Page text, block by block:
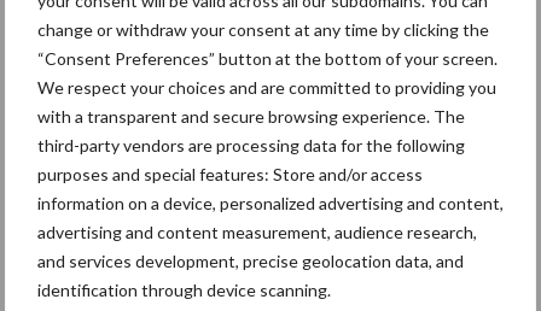
change or withdraw your consent at any time by clicking the
“Consent Preferences” button at the bottom of your screen.
We respect your choices and are committed to providing you
with a transparent and secure browsing experience. The
third-party vendors are processing data for the following
purposes and special features: Store and/or access
information on a device, personalized advertising and content,
advertising and content measurement, audience research,
and services development, precise geolocation data, and
identification through device scanning.
verloopt de hergroei van het geoogste perceel veel sneller
wanneer je niet te laat oogst. Omdat bij bloeiend gras ook nog
eens de onderste bladeren afsterven, verslechtert de smaak
en krijgen schimmels kans zich te vermeerderen.
Wat te doen bij gespreide bloei?
Bloeien grassen in je weide gespreid? Kies dan voor maaien of
beweiden in de eerste week van juni om de bloei zoveel mogelijk
uit je gras te houden. Krijg je in het geval van maaien toch te